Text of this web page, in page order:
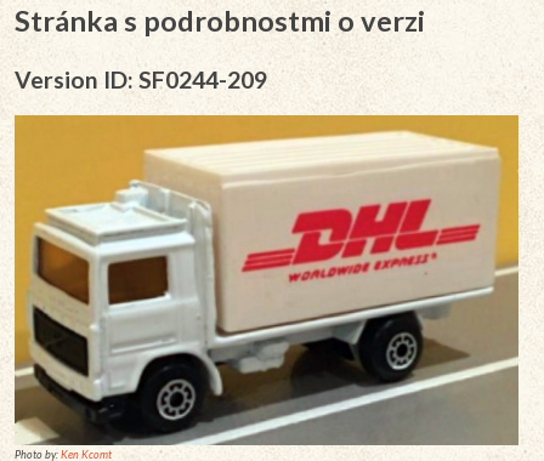
Stránka s podrobnostmi o verzi
Version ID: SF0244-209
Photo by:Ken Kcomt